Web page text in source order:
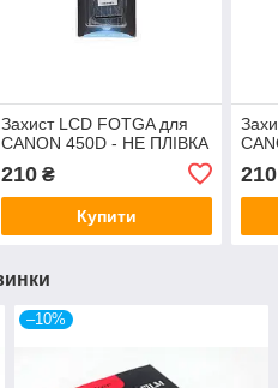
Захист LCD FOTGA для
CANON 450D - НЕ ПЛІВКА
210₴
Купити
210
–10%